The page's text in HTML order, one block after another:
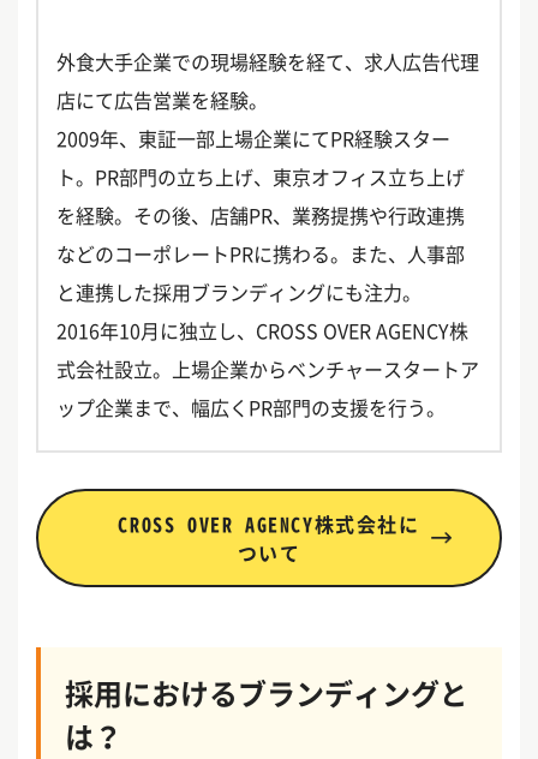
外食大手企業での現場経験を経て、求人広告代理
店にて広告営業を経験。
2009年、東証一部上場企業にてPR経験スター
ト。PR部門の立ち上げ、東京オフィス立ち上げ
を経験。その後、店舗PR、業務提携や行政連携
などのコーポレートPRに携わる。また、人事部
と連携した採用ブランディングにも注力。
2016年10月に独立し、CROSS OVER AGENCY株
式会社設立。上場企業からベンチャースタートア
ップ企業まで、幅広くPR部門の支援を行う。
CROSS OVER AGENCY株式会社に
ついて
採用におけるブランディングと
は？